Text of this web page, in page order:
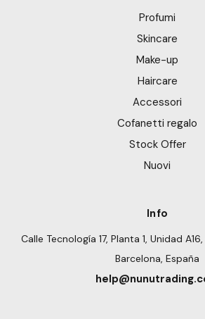
Profumi
Skincare
Make-up
Haircare
Accessori
Cofanetti regalo
Stock Offer
Nuovi
Info
Calle Tecnología 17, Planta 1, Unidad
Barcelona, España